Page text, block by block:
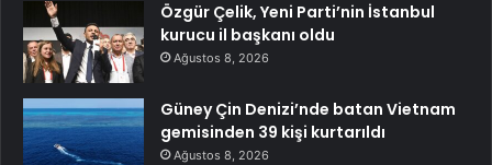
Özgür Çelik, Yeni Parti’nin İstanbul
kurucu il başkanı oldu
Ağustos 8, 2026
Güney Çin Denizi’nde batan Vietnam
gemisinden 39 kişi kurtarıldı
Ağustos 8, 2026